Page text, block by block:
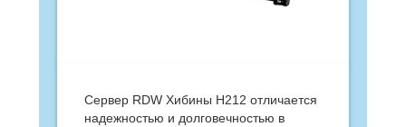
Сервер RDW Хибины H212 отличается
надежностью и долговечностью в